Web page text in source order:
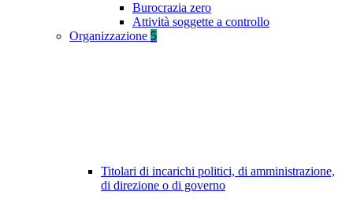
Burocrazia zero
Attività soggette a controllo
Organizzazione 5
Titolari di incarichi politici, di amministrazione,
di direzione o di governo